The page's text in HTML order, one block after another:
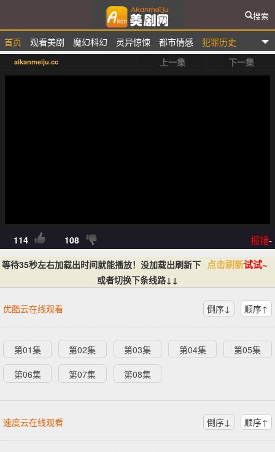
爱看美剧网
首页 观看美剧 魔幻科幻 灵异惊悚 都市情感
犯罪历史
排行榜
搜索
aikanmeiju.cc 上一集 下一集
114 108 报错-
等待35秒左右加载出时间就能播放！没加载出刷新下 点击刷新试试~
或者切换下条线路↓↓
优酷云在线观看 倒序↓ 顺序↑
第01集 第02集 第03集 第04集
第05集
第06集
第07集 第08集
速度云在线观看 倒序↓ 顺序↑